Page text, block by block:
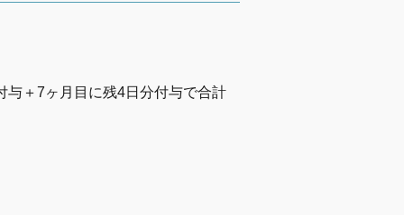
与＋7ヶ月目に残4日分付与で合計